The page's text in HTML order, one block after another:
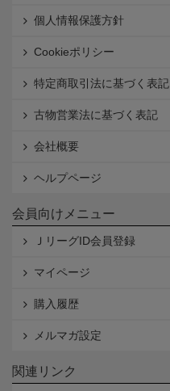
個人情報保護方針
Cookieポリシー
特定商取引法に基づく表記
古物営業法に基づく表記
会社概要
ヘルプページ
会員向けメニュー
ＪリーグID会員登録
マイページ
購入履歴
メルマガ設定
関連リンク